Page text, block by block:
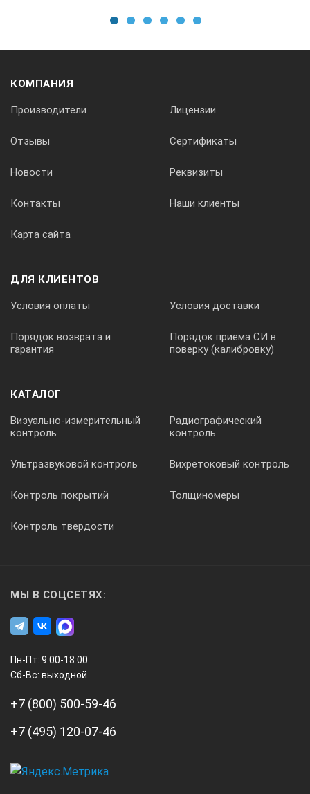
КОМПАНИЯ
Производители Лицензии
Отзывы Сертификаты
Новости Реквизиты
Контакты Наши клиенты
Карта сайта
ДЛЯ КЛИЕНТОВ
Условия оплаты Условия доставки
Порядок возврата и
гарантия
Порядок приема СИ в
поверку (калибровку)
КАТАЛОГ
Визуально-измерительный
контроль
Радиографический
контроль
Ультразвуковой контроль Вихретоковый контроль
Контроль покрытий Толщиномеры
Контроль твердости
МЫ В СОЦСЕТЯХ:
Пн-Пт: 9:00-18:00
Сб-Вс: выходной
+7 (800) 500-59-46
+7 (495) 120-07-46